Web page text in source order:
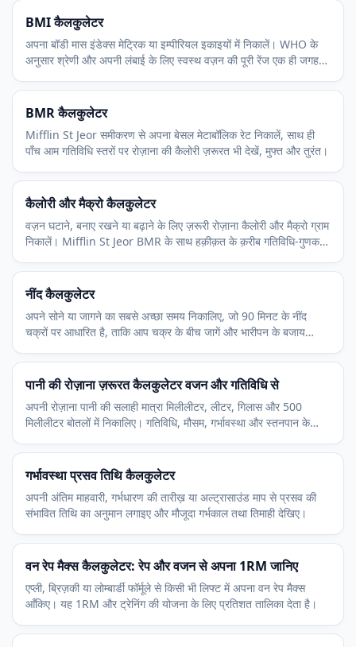
BMI कैलकुलेटर
अपना बॉडी मास इंडेक्स मेट्रिक या इम्पीरियल इकाइयों में निकालें। WHO के
अनुसार श्रेणी और अपनी लंबाई के लिए स्वस्थ वज़न की पूरी रेंज एक ही जगह
BMR कैलकुलेटर
Mifflin St Jeor समीकरण से अपना बेसल मेटाबॉलिक रेट निकालें, साथ ही
पाँच आम गतिविधि स्तरों पर रोज़ाना की कैलोरी ज़रूरत भी देखें, मुफ्त और तुरंत।
कैलोरी और मैक्रो कैलकुलेटर
वज़न घटाने, बनाए रखने या बढ़ाने के लिए ज़रूरी रोज़ाना कैलोरी और मैक्रो ग्राम
निकालें। Mifflin St Jeor BMR के साथ हक़ीक़त के क़रीब गतिविधि-गुणक
नींद कैलकुलेटर
अपने सोने या जागने का सबसे अच्छा समय निकालिए, जो 90 मिनट के नींद
चक्रों पर आधारित है, ताकि आप चक्र के बीच जागें और भारीपन के बजाय
पानी की रोज़ाना ज़रूरत कैलकुलेटर वजन और गतिविधि से
अपनी रोज़ाना पानी की सलाही मात्रा मिलीलीटर, लीटर, गिलास और 500
मिलीलीटर बोतलों में निकालिए। गतिविधि, मौसम, गर्भावस्था और स्तनपान के
गर्भावस्था प्रसव तिथि कैलकुलेटर
अपनी अंतिम माहवारी, गर्भधारण की तारीख़ या अल्ट्रासाउंड माप से प्रसव की
संभावित तिथि का अनुमान लगाइए और मौजूदा गर्भकाल तथा तिमाही देखिए।
वन रेप मैक्स कैलकुलेटर: रेप और वजन से अपना 1RM जानिए
एप्ली, ब्रिज़की या लोम्बार्डी फॉर्मूले से किसी भी लिफ्ट में अपना वन रेप मैक्स
आँकिए। यह 1RM और ट्रेनिंग की योजना के लिए प्रतिशत तालिका देता है।